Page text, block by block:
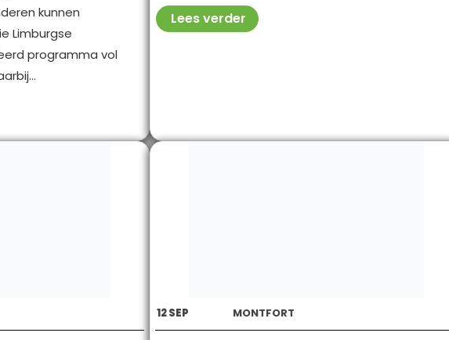
kunnen
Limburgse
programma vol
Lees verder
12SEP MONTFORT